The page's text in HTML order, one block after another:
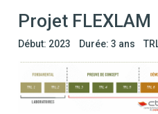
Projet FLEXLAM
Début: 2023 Durée: 3 ans